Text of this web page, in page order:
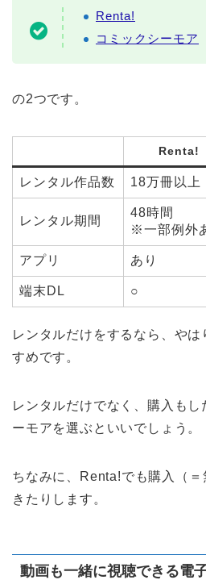
Renta!
コミックシーモア
の2つです。
Renta!
レンタル作品数 18万冊以上
レンタル期間
48時間
※一部例外
アプリ あり
端末DL ○
レンタルだけをするなら、や
すめです。
レンタルだけでなく、購入も
ーモアを選ぶといいでしょう。
ちなみに、Renta!でも購入（
きたりします。
動画も一緒に視聴できる電